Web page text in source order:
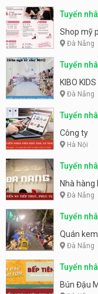
Tuyển
Shop mỹ
Đà Nẵng
Tuyển
KIBO KIDS
Đà Nẵng
Tuyển
Công ty
Hà Nội
Tuyển
Nhà hàng
Đà Nẵng
Tuyển
Quán
Đà Nẵng
Tuyển
Tiên
Bún Đậu